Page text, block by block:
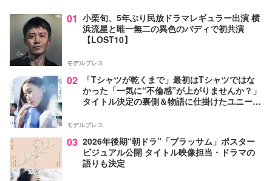
01 小栗旬、5年ぶり民放ドラマレギュラー出演 横
浜流星と唯一無二の異色のバディで初共演
【LOST10】
モデルプレス
02
「Tシャツが乾くまで」最初はTシャツではな
かった「一気に“不倫感”が上がりませんか？」
タイトル決定の裏側＆物語に仕掛けたユニーク
モデルプレス
03 2026年後期“朝ドラ”「ブラッサム」ポスター
ビジュアル公開 タイトル映像担当・ドラマの
語りも決定